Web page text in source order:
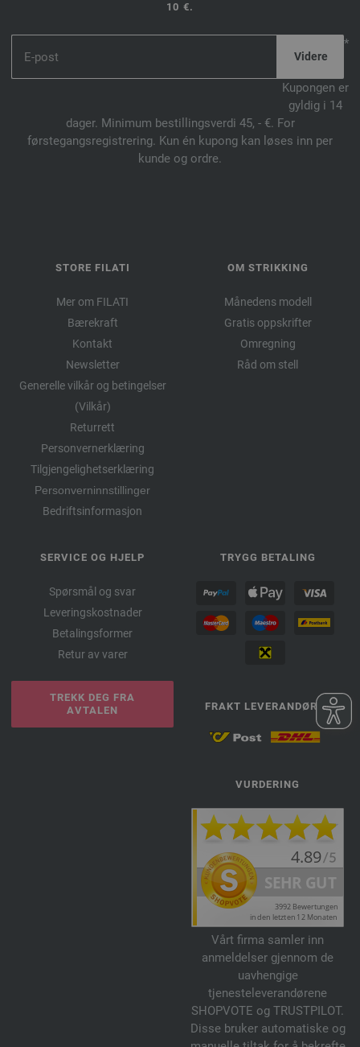
10 €.
*
Kupongen er
gyldig i 14
dager. Minimum bestillingsverdi 45, - €. For
førstegangsregistrering. Kun én kupong kan løses inn per
kunde og ordre.
STORE FILATI
Mer om FILATI
Bærekraft
Kontakt
Newsletter
Generelle vilkår og betingelser
(Vilkår)
Returrett
Personvernerklæring
Tilgjengelighetserklæring
Personverninnstillinger
Bedriftsinformasjon
OM STRIKKING
Månedens modell
Gratis oppskrifter
Omregning
Råd om stell
SERVICE OG HJELP
Spørsmål og svar
Leveringskostnader
Betalingsformer
Retur av varer
TREKK DEG FRA
AVTALEN
TRYGG BETALING
FRAKT LEVERANDØRER
VURDERING
Vårt firma samler inn
anmeldelser gjennom de
uavhengige
tjenesteleverandørene
SHOPVOTE og TRUSTPILOT.
Disse bruker automatiske og